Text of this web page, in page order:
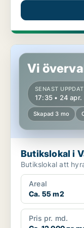
Butikslokal i Vasastan
Vi
SENAST
17:35 • 24 apr.
Skapad 3 mo
Butikslokal i
Butikslokal att
Areal
Ca. 55 m2
Pris pr. md.